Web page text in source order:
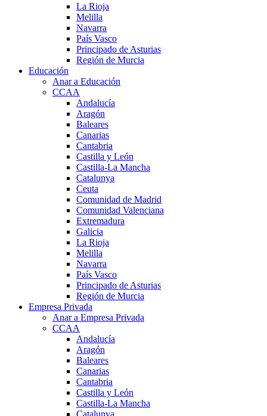
La Rioja
Melilla
Navarra
País Vasco
Principado de Asturias
Región de Murcia
Educación
Anar a Educación
CCAA
Andalucía
Aragón
Baleares
Canarias
Cantabria
Castilla y León
Castilla-La Mancha
Catalunya
Ceuta
Comunidad de Madrid
Comunidad Valenciana
Extremadura
Galicia
La Rioja
Melilla
Navarra
País Vasco
Principado de Asturias
Región de Murcia
Empresa Privada
Anar a Empresa Privada
CCAA
Andalucía
Aragón
Baleares
Canarias
Cantabria
Castilla y León
Castilla-La Mancha
Catalunya